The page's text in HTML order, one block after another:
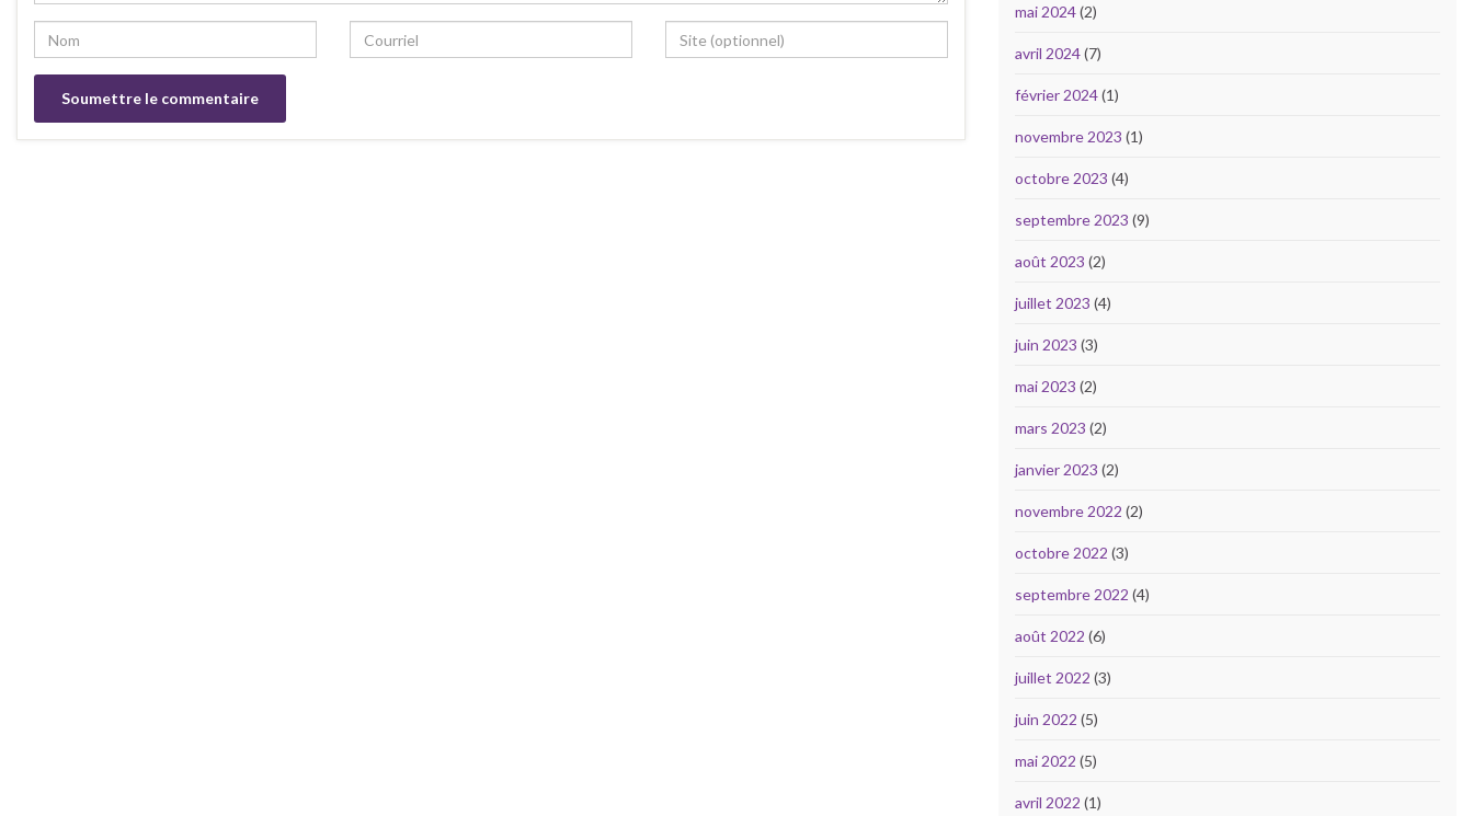
mai 2024(2)
avril 2024(7)
février 2024(1)
novembre 2023 (1)
octobre 2023 (4)
septembre 2023 (9)
août 2023 (2)
juillet 2023 (4)
juin 2023 (3)
mai 2023 (2)
mars 2023 (2)
janvier 2023 (2)
novembre 2022 (2)
octobre 2022 (3)
septembre 2022 (4)
août 2022 (6)
juillet 2022 (3)
juin 2022 (5)
mai 2022 (5)
avril 2022 (1)